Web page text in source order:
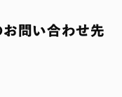
問い合わせ先